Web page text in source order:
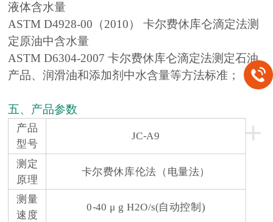
液体含水量
ASTM D4928-00（2010） 卡尔费休库仑滴定法测
定原油中含水量
ASTM D6304-2007 卡尔费休库仑滴定法测定石油
产品、润滑油和添加剂中水含量等方法标准；
五、产品参数
+
产品
型号
JC-A9
测定
原理
卡尔费休库伦法（电量法）
测量
速度
0-40 μ g H2O/s(自动控制)